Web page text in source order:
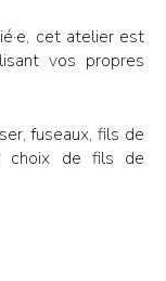
cet atelier est
vos propres
fuseaux, fils de
choix de fils de